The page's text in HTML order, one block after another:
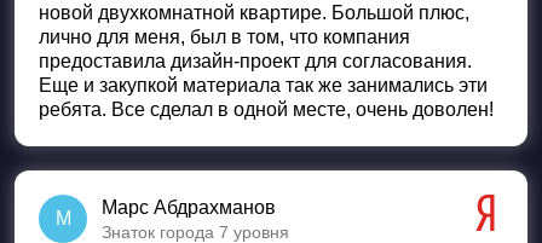
новой двухкомнатной квартире. Большой плюс,
лично для меня, был в том, что компания
предоставила дизайн-проект для согласования.
Еще и закупкой материала так же занимались эти
ребята. Все сделал в одной месте, очень доволен!
М
Марс Абдрахманов
Знаток города 7 уровня